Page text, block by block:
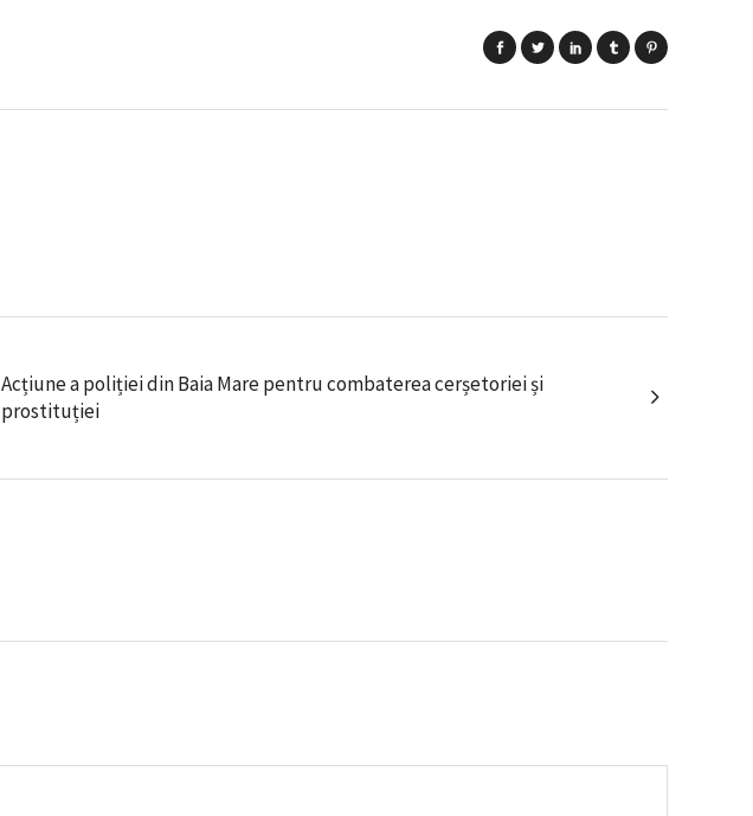
Acțiune a poliției din Baia Mare pentru combaterea cerșetoriei și
prostituției